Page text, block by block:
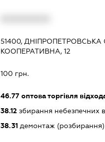
51400,
КООПЕРАТИВНА, 12
100 грн.
46.77оптова торгівля
38.12збирання небезпечних
38.31демонтаж (розбирання)